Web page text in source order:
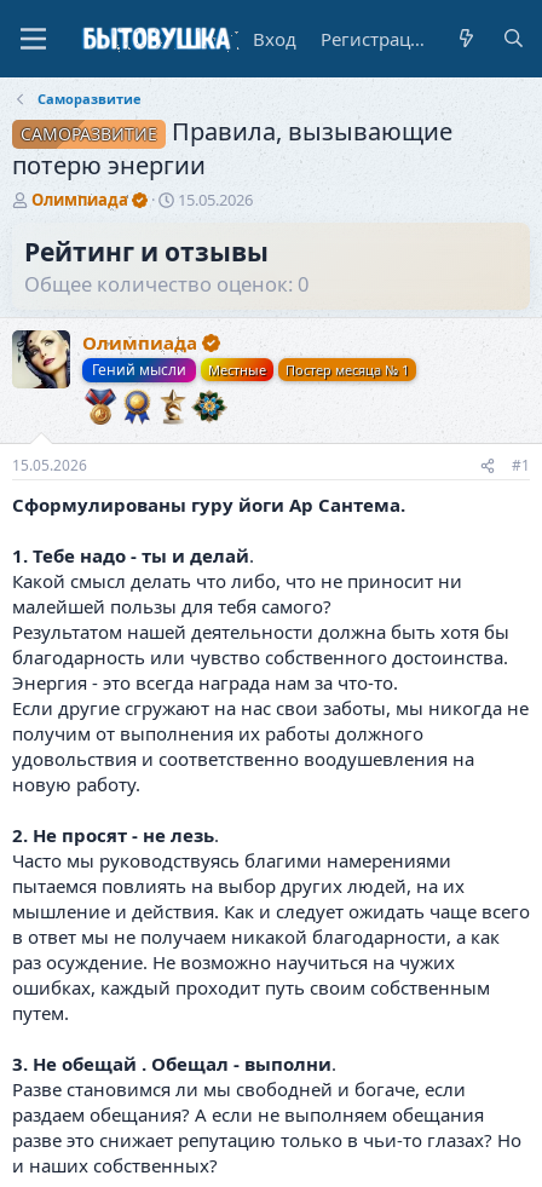
Вход Регистрация
Саморазвитие
САМОРАЗВИТИЕ
Правила, вызывающие
потерю энергии
А
т
р
е
м
ы
Олимпиада
Д
т
а
н
а
л
а
15.05.2026
Рейтинг и отзывы
Общее количество оценок: 0
Олимпиада
Гений мысли Местные Постер месяца № 1
15.05.2026 #1
Сформулированы гуру йоги Ар Сантема.
1. Тебе надо - ты и делай.
Какой смысл делать что либо, что не приносит ни
малейшей пользы для тебя самого?
Результатом нашей деятельности должна быть хотя бы
благодарность или чувство собственного достоинства.
Энергия - это всегда награда нам за что-то.
Если другие сгружают на нас свои заботы, мы никогда не
получим от выполнения их работы должного
удовольствия и соответственно воодушевления на
новую работу.
2. Не просят - не лезь.
Часто мы руководствуясь благими намерениями
пытаемся повлиять на выбор других людей, на их
мышление и действия. Как и следует ожидать чаще всего
в ответ мы не получаем никакой благодарности, а как
раз осуждение. Не возможно научиться на чужих
ошибках, каждый проходит путь своим собственным
путем.
3. Не обещай . Обещал - выполни.
Разве становимся ли мы свободней и богаче, если
раздаем обещания? А если не выполняем обещания
разве это снижает репутацию только в чьи-то глазах? Но
и наших собственных?